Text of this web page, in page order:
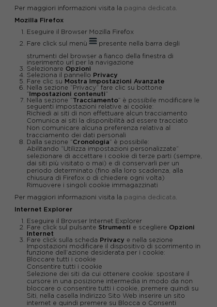
Per maggiori informazioni visita la pagina dedicata.
Mozilla Firefox
Eseguire il Browser Mozilla Firefox
Fare click sul menù
presente nella barra degli
strumenti del browser a fianco della finestra di
inserimento url per la navigazione
Selezionare Opzioni
Seleziona il pannello Privacy
Fare clic su Mostra Impostazioni Avanzate
Nella sezione “Privacy” fare clic su bottone
“Impostazioni contenuti“
Nella sezione “Tracciamento” è possibile modificare le
seguenti impostazioni relative ai cookie:
Richiedi ai siti di non effettuare alcun tracciamento
Comunica ai siti la disponibilità ad essere tracciato
Non comunicare alcuna preferenza relativa al
tracciamento dei dati personali
Dalla sezione “Cronologia” è possibile:
Abilitando “Utilizza impostazioni personalizzate”
selezionare di accettare i cookie di terze parti (sempre,
dai siti più visitato o mai) e di conservarli per un
periodo determinato (fino alla loro scadenza, alla
chiusura di Firefox o di chiedere ogni volta)
Rimuovere i singoli cookie immagazzinati
Per maggiori informazioni visita la pagina dedicata.
Internet Explorer
Eseguire il Browser Internet Explorer
Fare click sul pulsante Strumenti e scegliere Opzioni
Internet
Fare click sulla scheda Privacy e nella sezione
Impostazioni modificare il dispositivo di scorrimento in
funzione dell’azione desiderata per i cookie:
Bloccare tutti i cookie
Consentire tutti i cookie
Selezione dei siti da cui ottenere cookie: spostare il
cursore in una posizione intermedia in modo da non
bloccare o consentire tutti i cookie, premere quindi su
Siti, nella casella Indirizzo Sito Web inserire un sito
internet e quindi premere su Blocca o Consenti